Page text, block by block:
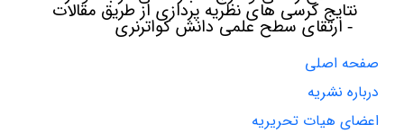
نتایج کرسی های نظریه پردازی از طریق مقالات
- ارتقای سطح علمی دانش کواترنری
صفحه اصلی
درباره نشریه
اعضای هیات تحریریه